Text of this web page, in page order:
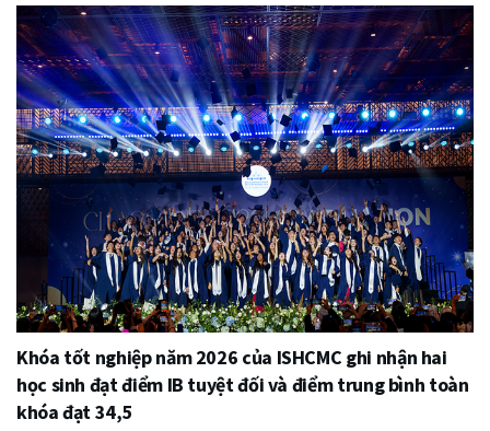
Khóa tốt nghiệp năm 2026 của ISHCMC ghi nhận hai
học sinh đạt điểm IB tuyệt đối và điểm trung bình toàn
khóa đạt 34,5